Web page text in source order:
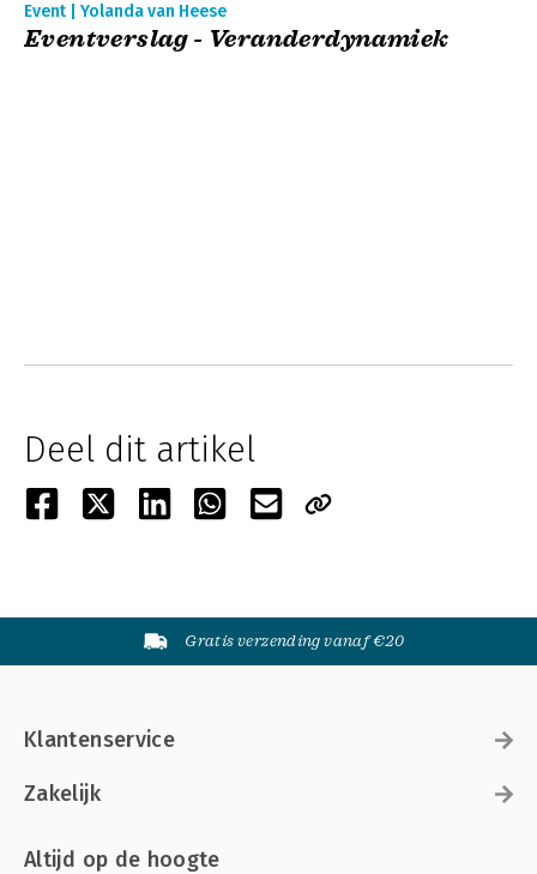
Event | Yolanda van Heese
Eventverslag - Veranderdynamiek
Deel dit artikel
Gratis verzending vanaf €20
Klantenservice
Zakelijk
Altijd op de hoogte